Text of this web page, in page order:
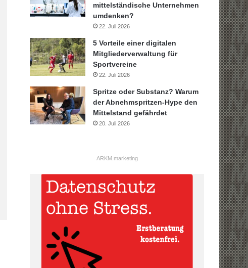
mittelständische Unternehmen
umdenken?
22. Juli 2026
5 Vorteile einer digitalen
Mitgliederverwaltung für
Sportvereine
22. Juli 2026
Spritze oder Substanz? Warum
der Abnehmspritzen-Hype den
Mittelstand gefährdet
20. Juli 2026
ARKM.marketing